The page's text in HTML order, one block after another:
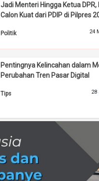
Jadi Menteri Hingga Ketua DPR,
Calon Kuat dari PDIP di Pilpres
Politik 24
Pentingnya Kelincahan dalam
Perubahan Tren Pasar Digital
Tips 28
Bisnis Online Kreatif Berupa
Anak Secara Daring
Tips